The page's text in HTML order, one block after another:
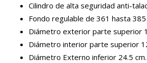
Cilindro de alta seguridad anti-
Fondo regulable de 361 hasta 385
Diámetro exterior parte superior
Diámetro interior parte superior
Diámetro Externo inferior 24.5 cm.